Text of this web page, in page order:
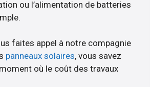
ou l’alimentation de batteries
faites appel à notre compagnie
panneaux solaires, vous savez
où le coût des travaux